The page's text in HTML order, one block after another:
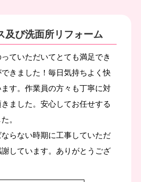
及び洗面所リフォーム
ていただいてとても満足でき
きました！毎日気持ちよく快
す。作業員の方々も丁寧に対
ました。安心してお任せする
。
らない時期に工事していただ
しています。ありがとうござ